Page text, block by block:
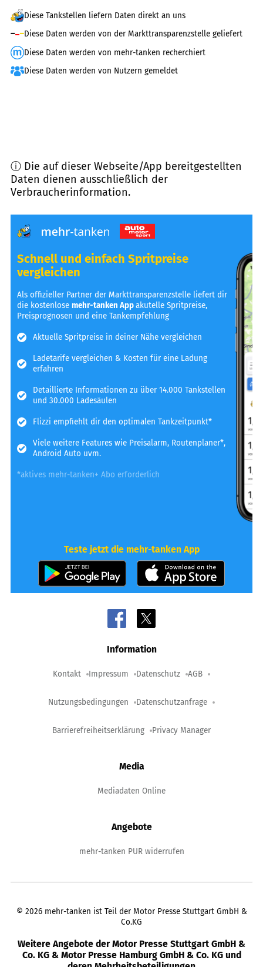
Diese Tankstellen liefern Daten direkt an uns
Diese Daten werden von der Markttransparenzstelle geliefert
Diese Daten werden von mehr-tanken recherchiert
Diese Daten werden von Nutzern gemeldet
ⓘ Die auf dieser Webseite/App bereitgestellten
Daten dienen ausschließlich der
Verbraucherinformation.
Schnell und einfach Spritpreise
vergleichen
Als offizieller Partner der Markttransparenzstelle liefert dir
die kostenlosemehr-tanken Appakutelle Spritpreise,
Preisprognosen und eine Tankempfehlung
Aktuelle Spritpreise in deiner Nähe vergleichen
Ladetarife vergleichen & Kosten für eine Ladung
erfahren
Detaillierte Informationen zu über 14.000 Tankstellen
und 30.000 Ladesäulen
Flizzi empfiehlt dir den optimalen Tankzeitpunkt*
Viele weitere Features wie Preisalarm, Routenplaner*,
Android Auto uvm.
*aktives mehr-tanken+ Abo erforderlich
Teste jetzt die mehr-tanken App
Information
Kontakt Impressum Datenschutz AGB
Nutzungsbedingungen Datenschutzanfrage
Barrierefreiheitserklärung Privacy Manager
Media
Mediadaten Online
Angebote
mehr-tanken PUR widerrufen
© 2026 mehr-tanken ist Teil der Motor Presse Stuttgart GmbH &
Co.KG
Weitere Angebote der Motor Presse Stuttgart GmbH &
Co. KG & Motor Presse Hamburg GmbH & Co. KG und